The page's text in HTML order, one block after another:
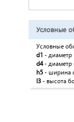
Условные
Условные
d1 - диаметр
d4-
h5- ширина
l3 - высота